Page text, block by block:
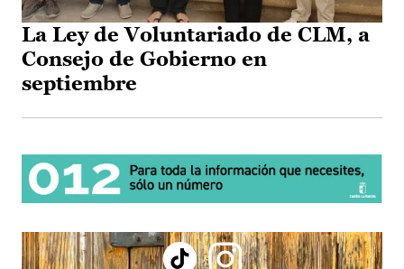
La Ley de Voluntariado de CLM, a
Consejo de Gobierno en
septiembre